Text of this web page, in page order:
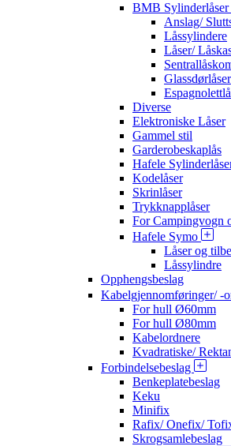
BMB Sylinderlåser
Anslag/
Låssylindere
Låser/
Glassdørlåser
Diverse
Elektroniske Låser
Gammel stil
Garderobeskaplås
Hafele
Kodelåser
Skrinlåser
Trykknapplåser
For Campingvogn
Hafele Symo
Låser og
Låssylindre
Opphengsbeslag
Kabelgjennomføringer/ -
For hull Ø60mm
For hull Ø80mm
Kabelordnere
Kvadratiske/
Forbindelsebeslag
Benkeplatebeslag
Keku
Minifix
Rafix/ Onefix/
Skrogsamlebeslag